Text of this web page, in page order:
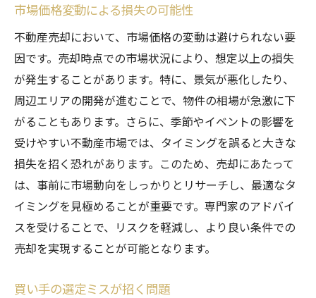
契約書作成時の注意点とその影響
買い手側の資金調達問題
隠れた修繕費用の発生
地域特有の市場リスク
不動産売却をする前に知っておくべきデメリッ
トの全貌
売却プロセスにおけるストレス要因
不動産エージェント選びの難しさ
法的合意事項の複雑さ
売却価格の交渉におけるポイント
市場価格変動による損失の可能性
不動産売却において、市場価格の変動は避けられない要
因です。売却時点での市場状況により、想定以上の損失
が発生することがあります。特に、景気が悪化したり、
周辺エリアの開発が進むことで、物件の相場が急激に下
がることもあります。さらに、季節やイベントの影響を
受けやすい不動産市場では、タイミングを誤ると大きな
損失を招く恐れがあります。このため、売却にあたって
は、事前に市場動向をしっかりとリサーチし、最適なタ
イミングを見極めることが重要です。専門家のアドバイ
スを受けることで、リスクを軽減し、より良い条件での
売却を実現することが可能となります。
買い手の選定ミスが招く問題